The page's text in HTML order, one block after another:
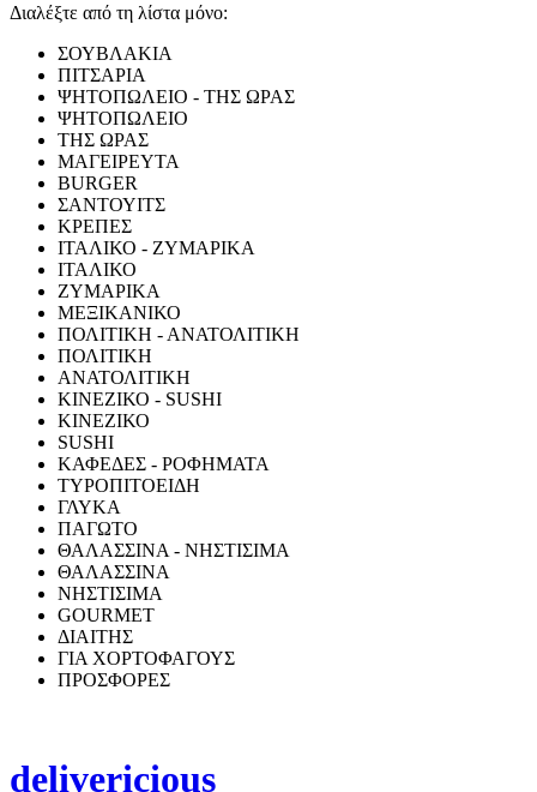
Διαλέξτε από τη λίστα μόνο:
ΣΟΥΒΛΑΚΙΑ
ΠΙΤΣΑΡΙΑ
ΨΗΤΟΠΩΛΕΙΟ - ΤΗΣ ΩΡΑΣ
ΨΗΤΟΠΩΛΕΙΟ
ΤΗΣ ΩΡΑΣ
ΜΑΓΕΙΡΕΥΤΑ
BURGER
ΣΑΝΤΟΥΙΤΣ
ΚΡΕΠΕΣ
ΙΤΑΛΙΚΟ - ΖΥΜΑΡΙΚΑ
ΙΤΑΛΙΚΟ
ΖΥΜΑΡΙΚΑ
ΜΕΞΙΚΑΝΙΚΟ
ΠΟΛΙΤΙΚΗ - ΑΝΑΤΟΛΙΤΙΚΗ
ΠΟΛΙΤΙΚΗ
ΑΝΑΤΟΛΙΤΙΚΗ
ΚΙΝΕΖΙΚΟ - SUSHI
ΚΙΝΕΖΙΚΟ
SUSHI
ΚΑΦΕΔΕΣ - ΡΟΦΗΜΑΤΑ
ΤΥΡΟΠΙΤΟΕΙΔΗ
ΓΛΥΚΑ
ΠΑΓΩΤΟ
ΘΑΛΑΣΣΙΝΑ - ΝΗΣΤΙΣΙΜΑ
ΘΑΛΑΣΣΙΝΑ
ΝΗΣΤΙΣΙΜΑ
GOURMET
ΔΙΑΙΤΗΣ
ΓΙΑ ΧΟΡΤΟΦΑΓΟΥΣ
ΠΡΟΣΦΟΡΕΣ
delivericious